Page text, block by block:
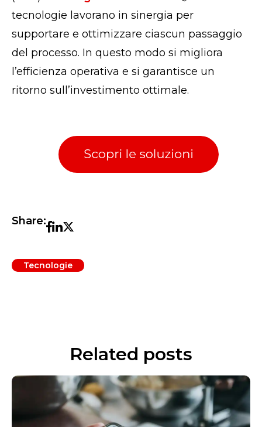
tecnologie lavorano in sinergia per
supportare e ottimizzare ciascun passaggio
del processo. In questo modo si migliora
l’efficienza operativa e si garantisce un
ritorno sull’investimento ottimale.
Share:
Tecnologie
Related posts